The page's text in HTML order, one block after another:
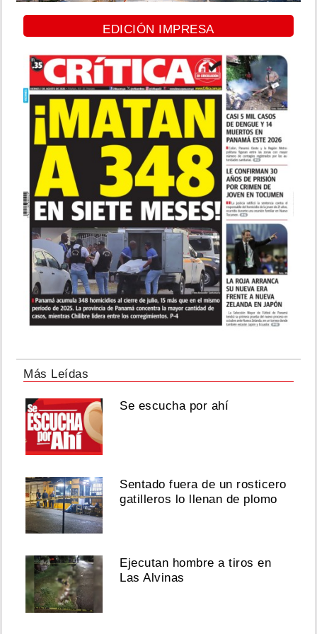
EDICIÓN IMPRESA
Más Leídas
Se escucha por ahí
Sentado fuera de un rosticero
gatilleros lo llenan de plomo
Ejecutan hombre a tiros en
Las Alvinas